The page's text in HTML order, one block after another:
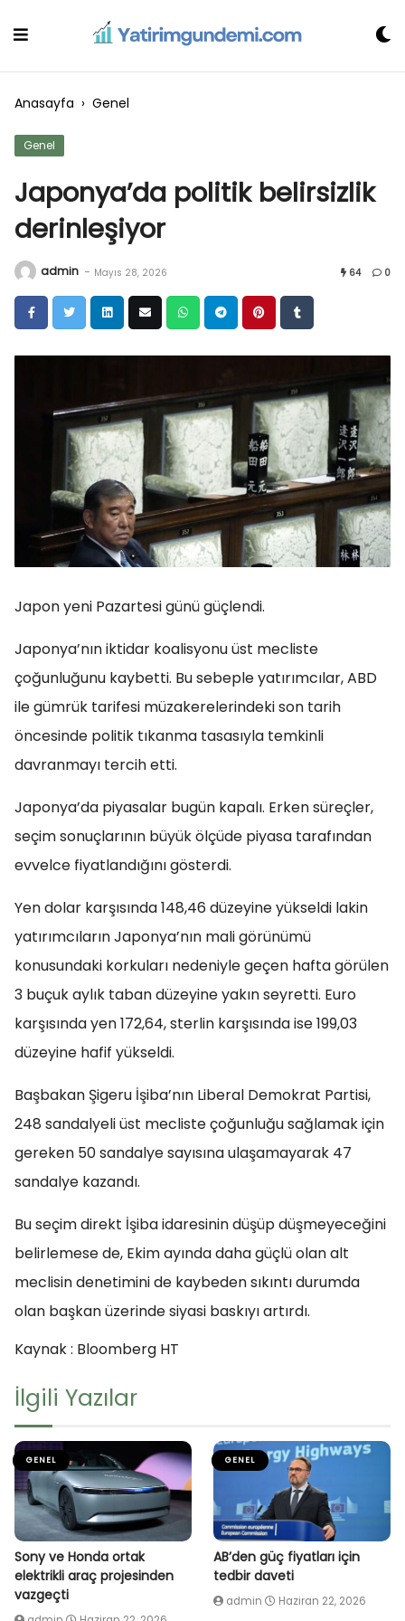
Anasayfa › Genel
Genel
Japonya’da politik belirsizlik
derinleşiyor
admin - Mayıs 28, 2026 64 0
Japon yeni Pazartesi günü güçlendi.
Japonya’nın iktidar koalisyonu üst mecliste
çoğunluğunu kaybetti. Bu sebeple yatırımcılar, ABD
ile gümrük tarifesi müzakerelerindeki son tarih
öncesinde politik tıkanma tasasıyla temkinli
davranmayı tercih etti.
Japonya’da piyasalar bugün kapalı. Erken süreçler,
seçim sonuçlarının büyük ölçüde piyasa tarafından
evvelce fiyatlandığını gösterdi.
Yen dolar karşısında 148,46 düzeyine yükseldi lakin
yatırımcıların Japonya’nın mali görünümü
konusundaki korkuları nedeniyle geçen hafta görülen
3 buçuk aylık taban düzeyine yakın seyretti. Euro
karşısında yen 172,64, sterlin karşısında ise 199,03
düzeyine hafif yükseldi.
Başbakan Şigeru İşiba’nın Liberal Demokrat Partisi,
248 sandalyeli üst mecliste çoğunluğu sağlamak için
gereken 50 sandalye sayısına ulaşamayarak 47
sandalye kazandı.
Bu seçim direkt İşiba idaresinin düşüp düşmeyeceğini
belirlemese de, Ekim ayında daha güçlü olan alt
meclisin denetimini de kaybeden sıkıntı durumda
olan başkan üzerinde siyasi baskıyı artırdı.
Kaynak : Bloomberg HT
İlgili Yazılar
GENEL
Sony ve Honda ortak
elektrikli araç projesinden
vazgeçti
GENEL
AB’den güç fiyatları için
tedbir daveti
admin Haziran 22, 2026